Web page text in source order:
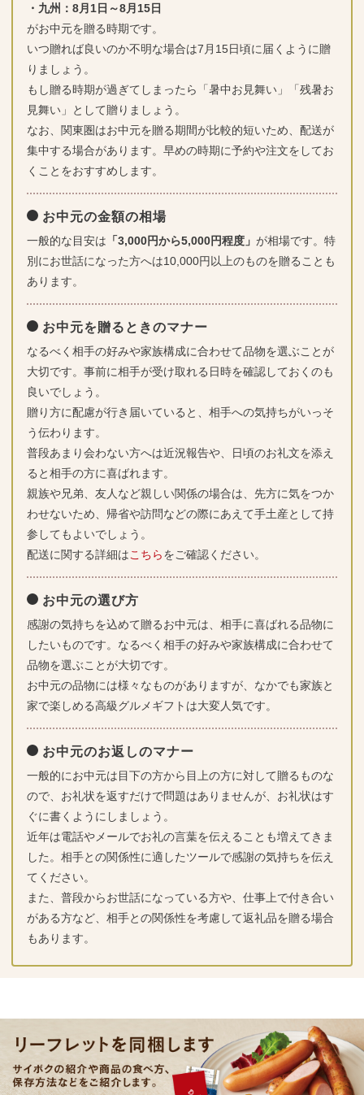
・九州：8月1日～8月15日
がお中元を贈る時期です。
いつ贈れば良いのか不明な場合は7月15日頃に届くように贈
りましょう。
もし贈る時期が過ぎてしまったら「暑中お見舞い」「残暑お
見舞い」として贈りましょう。
なお、関東圏はお中元を贈る期間が比較的短いため、配送が
集中する場合があります。早めの時期に予約や注文をしてお
くことをおすすめします。
お中元の金額の相場
一般的な目安は 「3,000円から5,000円程度」 が相場です。特
別にお世話になった方へは10,000円以上のものを贈ることも
あります。
お中元を贈るときのマナー
なるべく相手の好みや家族構成に合わせて品物を選ぶことが
大切です。事前に相手が受け取れる日時を確認しておくのも
良いでしょう。
贈り方に配慮が行き届いていると、相手への気持ちがいっそ
う伝わります。
普段あまり会わない方へは近況報告や、日頃のお礼文を添え
ると相手の方に喜ばれます。
親族や兄弟、友人など親しい関係の場合は、先方に気をつか
わせないため、帰省や訪問などの際にあえて手土産として持
参してもよいでしょう。
配送に関する詳細はこちらをご確認ください。
お中元の選び方
感謝の気持ちを込めて贈るお中元は、相手に喜ばれる品物に
したいものです。なるべく相手の好みや家族構成に合わせて
品物を選ぶことが大切です。
お中元の品物には様々なものがありますが、なかでも家族と
家で楽しめる高級グルメギフトは大変人気です。
お中元のお返しのマナー
一般的にお中元は目下の方から目上の方に対して贈るものな
ので、お礼状を返すだけで問題はありませんが、お礼状はす
ぐに書くようにしましょう。
近年は電話やメールでお礼の言葉を伝えることも増えてきま
した。相手との関係性に適したツールで感謝の気持ちを伝え
てください。
また、普段からお世話になっている方や、仕事上で付き合い
がある方など、相手との関係性を考慮して返礼品を贈る場合
もあります。